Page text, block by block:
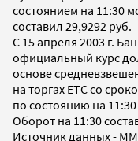
состоянием на 11:30
составил 29,9292 руб.
С 15 апреля 2003 г.
официальный курс
основе
на торгах ETC со
по состоянию на
Оборот на 11:30
Источник данных -